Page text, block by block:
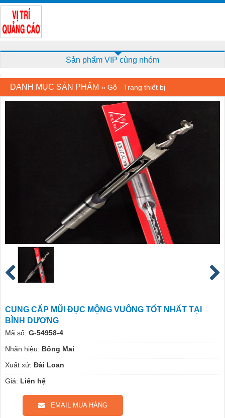
Sản phẩm VIP cùng nhóm
DANH MỤC SẢN PHẨM » Gỗ - Trang thiết bị
CUNG CẤP MŨI ĐỤC MỘNG VUÔNG TỐT NHẤT TẠI
BÌNH DƯƠNG
Mã số: G-54958-4
Nhãn hiệu: Bông Mai
Xuất xứ: Đài Loan
Giá: Liên hệ
EMAIL MUA HÀNG